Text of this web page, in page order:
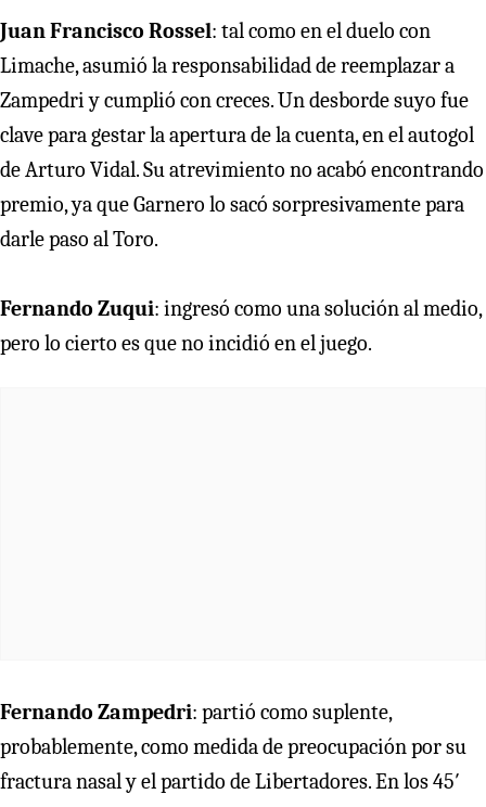
Juan Francisco Rossel: tal como en el duelo con
Limache, asumió la responsabilidad de reemplazar a
Zampedri y cumplió con creces. Un desborde suyo fue
clave para gestar la apertura de la cuenta, en el autogol
de Arturo Vidal. Su atrevimiento no acabó encontrando
premio, ya que Garnero lo sacó sorpresivamente para
darle paso al Toro.
Fernando Zuqui: ingresó como una solución al medio,
pero lo cierto es que no incidió en el juego.
Fernando Zampedri: partió como suplente,
probablemente, como medida de preocupación por su
fractura nasal y el partido de Libertadores. En los 45′